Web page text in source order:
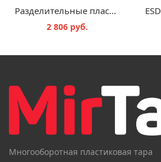
Разделительные пластины с защитой от электростатических разрядов Classic ESD ZP64
2 806 руб.
Многооборотная пластиковая тара